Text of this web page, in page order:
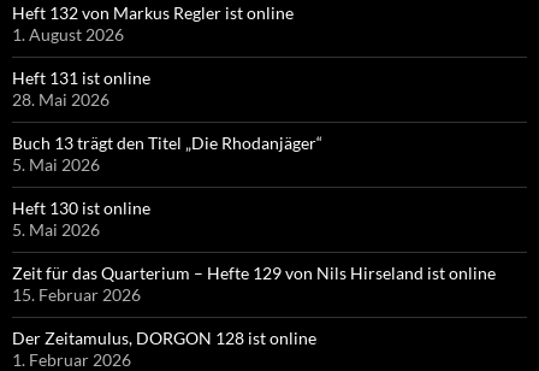
Heft 132 von Markus Regler ist online
1. August 2026
Heft 131 ist online
28. Mai 2026
Buch 13 trägt den Titel „Die Rhodanjäger“
5. Mai 2026
Heft 130 ist online
5. Mai 2026
Zeit für das Quarterium – Hefte 129 von Nils Hirseland ist online
15. Februar 2026
Der Zeitamulus, DORGON 128 ist online
1. Februar 2026